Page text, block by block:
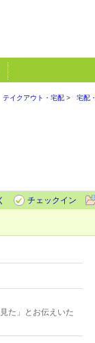
テイクアウト・宅配 宅配
チェックイン
た」とお伝えいた